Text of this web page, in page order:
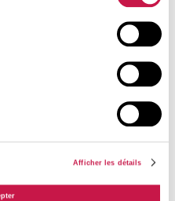
Afficher les détails
et des organisations
compétences et
industrielles